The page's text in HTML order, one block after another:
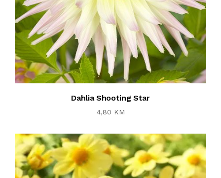
Dahlia Shooting Star
4,80 KM